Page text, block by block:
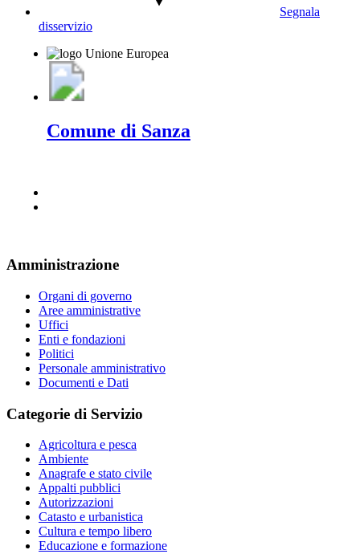
Segnala
disservizio
Comune di Sanza
Amministrazione
Organi di governo
Aree amministrative
Uffici
Enti e fondazioni
Politici
Personale amministrativo
Documenti e Dati
Categorie di Servizio
Agricoltura e pesca
Ambiente
Anagrafe e stato civile
Appalti pubblici
Autorizzazioni
Catasto e urbanistica
Cultura e tempo libero
Educazione e formazione